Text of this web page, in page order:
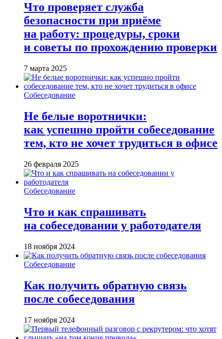
Что проверяет служба
безопасности при приёме
на работу: процедуры, сроки
и советы по прохождению проверки
7 марта 2025
Собеседование
Не белые воротнички:
как успешно пройти собеседование
тем, кто не хочет трудиться в офисе
26 февраля 2025
Собеседование
Что и как спрашивать
на собеседовании у работодателя
18 ноября 2024
Собеседование
Как получить обратную связь
после собеседования
17 ноября 2024